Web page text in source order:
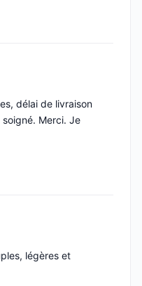
délai de livraison
Merci. Je
légères et